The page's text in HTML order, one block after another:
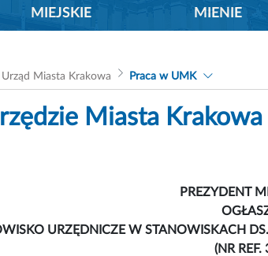
MIEJSKIE
MIENIE
Urząd Miasta Krakowa Praca w UMK
Miasta Krakowa
PREZYDENT
URZĘDNICZE W STANOWISKACH
(NR